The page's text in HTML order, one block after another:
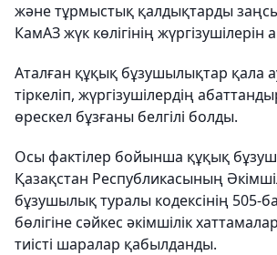
және тұрмыстық қалдықтарды
КамАЗ жүк көлігінің жүргізушілерін
Аталған құқық бұзушылықтар қала
тіркеліп, жүргізушілердің
өрескел бұзғаны белгілі болды.
Осы фактілер бойынша құқық
Қазақстан Республикасының
бұзушылық туралы кодексінің 505-
бөлігіне сәйкес әкімшілік
тиісті шаралар қабылданды.